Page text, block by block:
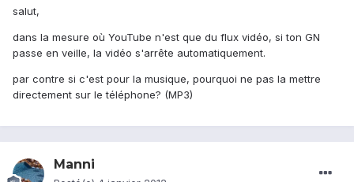
salut,
dans la mesure où YouTube n'est que du flux vidéo, si ton GN
passe en veille, la vidéo s'arrête automatiquement.
par contre si c'est pour la musique, pourquoi ne pas la mettre
directement sur le téléphone? (MP3)
Manni